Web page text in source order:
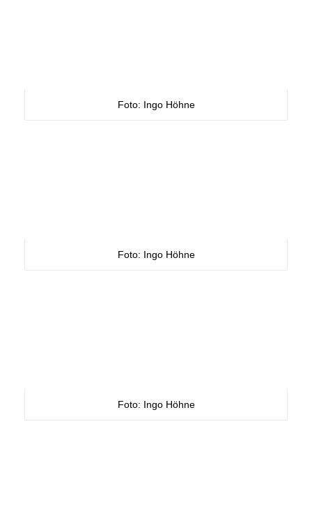
Foto: Ingo Höhne
Foto: Ingo Höhne
Foto: Ingo Höhne